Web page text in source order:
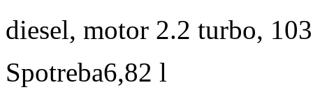
diesel, motor 2.2 turbo,
Spotreba6,82 l